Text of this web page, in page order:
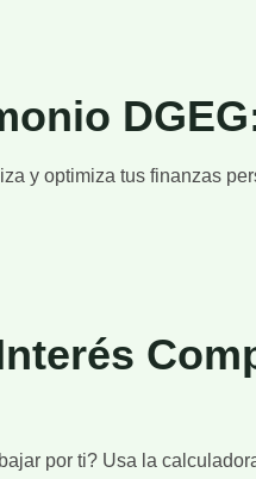
y optimiza tus finanzas
por ti? Usa la